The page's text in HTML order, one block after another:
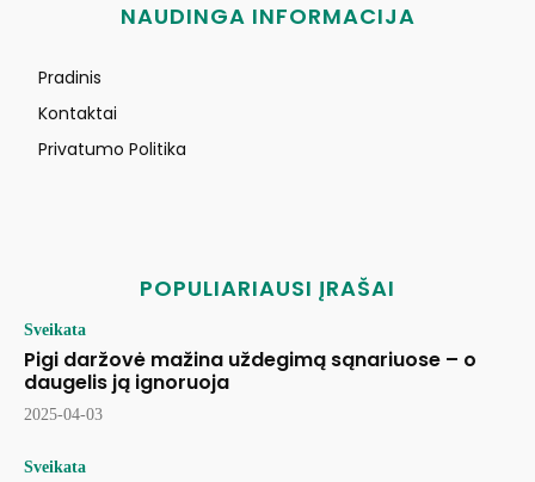
NAUDINGA INFORMACIJA
Pradinis
Kontaktai
Privatumo Politika
POPULIARIAUSI ĮRAŠAI
Sveikata
Pigi daržovė mažina uždegimą sąnariuose – o
daugelis ją ignoruoja
2025-04-03
Sveikata